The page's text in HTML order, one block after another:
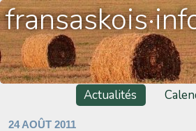
Actualités
24 AOÛT 2011